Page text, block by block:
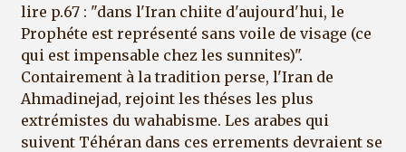
lire p.67 : "dans l'Iran chiite d'aujourd'hui, le
Prophéte est représenté sans voile de visage (ce
qui est impensable chez les sunnites)".
Contairement à la tradition perse, l'Iran de
Ahmadinejad, rejoint les théses les plus
extrémistes du wahabisme. Les arabes qui
suivent Téhéran dans ces errements devraient se